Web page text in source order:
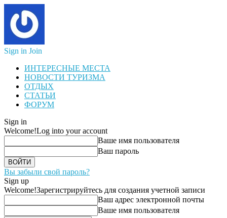
Sign in Join
ИНТЕРЕСНЫЕ МЕСТА
НОВОСТИ ТУРИЗМА
ОТДЫХ
СТАТЬИ
ФОРУМ
Sign in
Welcome!Log into your account
Ваше имя пользователя
Ваш пароль
Вы забыли свой пароль?
Sign up
Welcome!Зарегистрируйтесь для создания учетной записи
Ваш адрес электронной почты
Ваше имя пользователя